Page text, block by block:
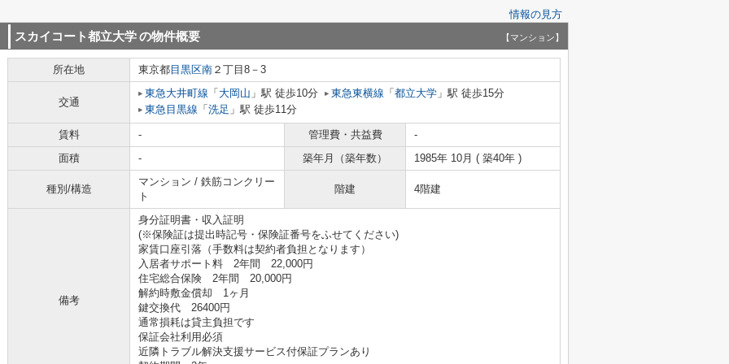
情報の見方
スカイコート都立大学の物件概要 【マンション】
所在地 東京都目黒区南 ２丁目8－3
交通
東急大井町線 「 大岡山 」駅 徒歩10分 東急東横線 「 都立大学 」駅 徒歩15分
東急目黒線 「 洗足 」駅 徒歩11分
賃料 - 管理費・共益費
-
面積
- 築年月（築年数） 1985年 10月 ( 築40年 )
種別/構造
マンション / 鉄筋コンクリー
ト
階建 4階建
備考
身分証明書・収入証明
(※保険証は提出時記号・保険証番号をふせてください)
家賃口座引落（手数料は契約者負担となります）
入居者サポート料 2年間 22,000円
住宅総合保険 2年間 20,000円
解約時敷金償却 1ヶ月
鍵交換代 26400円
通常損耗は貸主負担です
保証会社利用必須
近隣トラブル解決支援サービス付保証プランあり